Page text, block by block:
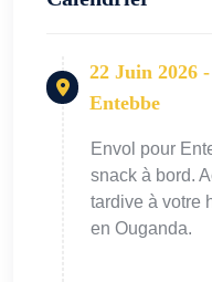
22 Juin 2026
Entebbe
Envol pour
snack à bord.
tardive à votre
en Ouganda.